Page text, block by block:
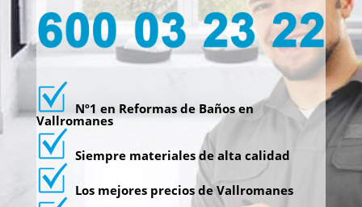
Nº1 en Reformas de Baños en
Vallromanes
Siempre materiales de alta calidad
Los mejores precios de Vallromanes